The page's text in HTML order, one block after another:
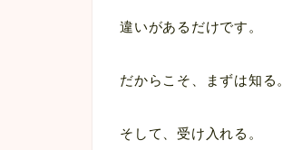
違いがあるだけです。
だからこそ、まずは知る。
そして、受け入れる。